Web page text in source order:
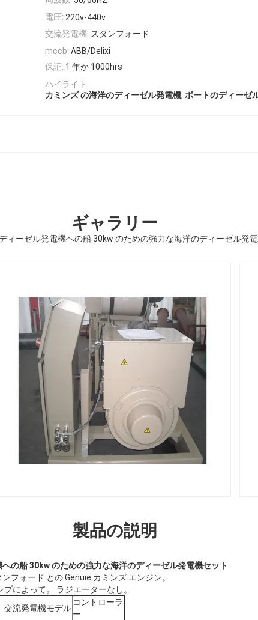
電圧: 220v-440v
交流発電機: スタンフォード
mccb: ABB/Delixi
保証: 1 年か 1000hrs
ハイライト:
カミンズ の海洋のディーゼル発電機, ボートのディーゼ
ギャラリー
ィーゼル発電機への船 30kw のための強力な海洋のディーゼル発
製品の説明
の船 30kw のための強力な海洋のディーゼル発電機セット
フォード との Genuie カミンズ エンジン。
によって。 ラジエーターなし。
交流発電機モデル
コントローラ
ー